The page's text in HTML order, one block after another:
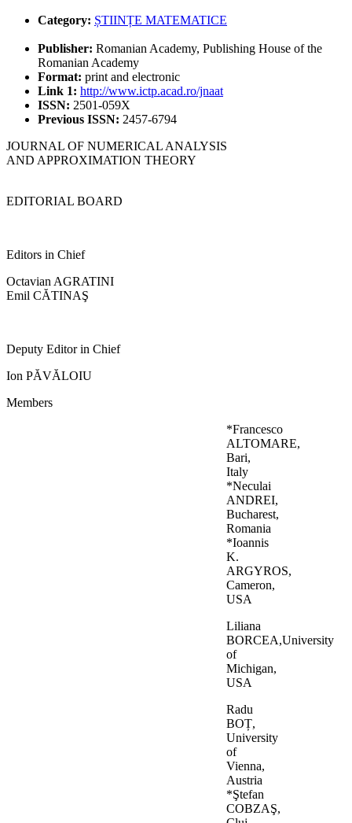
Category: ȘTIINȚE MATEMATICE
Publisher: Romanian Academy, Publishing House of the
Romanian Academy
Format: print and electronic
Link 1: http://www.ictp.acad.ro/jnaat
ISSN: 2501-059X
Previous ISSN: 2457-6794
JOURNAL OF NUMERICAL ANALYSIS
AND APPROXIMATION THEORY
EDITORIAL BOARD
Editors in Chief
Octavian AGRATINI
Emil CĂTINAŞ
Deputy Editor in Chief
Ion PĂVĂLOIU
Members
*Francesco
ALTOMARE,
Bari,
Italy
*Neculai
ANDREI,
Bucharest,
Romania
*Ioannis
K.
ARGYROS,
Cameron,
USA
Liliana
BORCEA,University
of
Michigan,
USA
Radu
BOȚ,
University
of
Vienna,
Austria
*Ştefan
COBZAŞ,